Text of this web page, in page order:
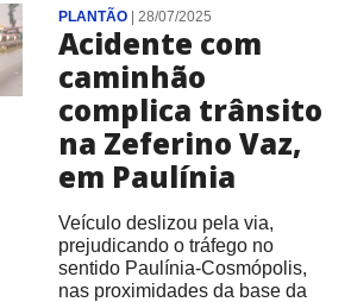
PLANTÃO| 28/07/2025
Acidente com
caminhão
complica trânsito
na Zeferino Vaz,
em Paulínia
Veículo deslizou pela via,
prejudicando o tráfego no
sentido Paulínia-Cosmópolis,
nas proximidades da base da